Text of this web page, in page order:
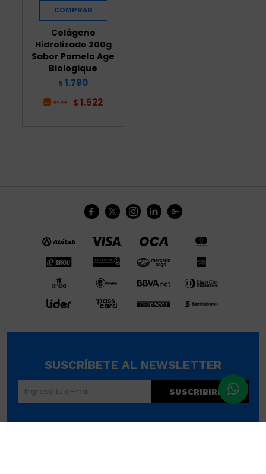
Colágeno
Hidrolizado 200g
Sabor Pomelo Age
Biologique
$ 1.790
$ 1.522
    
SUSCRÍBETE AL NEWSLETTER
SUSCRIBIRME